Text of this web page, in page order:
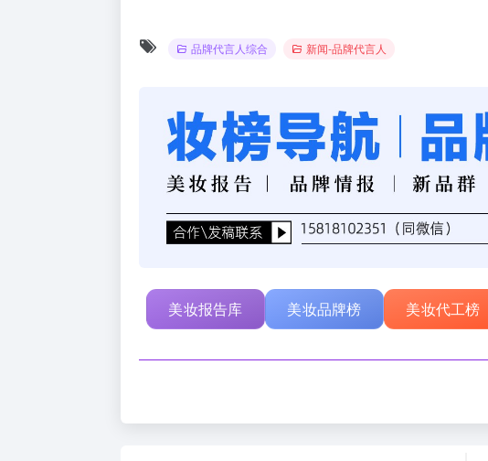
品牌代言人综合 新闻-品牌代言人
美妆报告库 美妆品牌榜 美妆代工榜